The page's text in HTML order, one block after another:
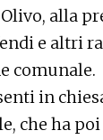
alla
e altri
comunale.
in
che ha